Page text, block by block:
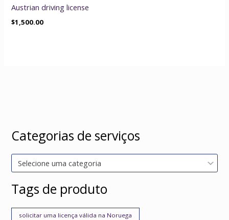
Austrian driving license
$1,500.00
Categorias de serviços
Selecione uma categoria
Tags de produto
solicitar uma licença válida na Noruega